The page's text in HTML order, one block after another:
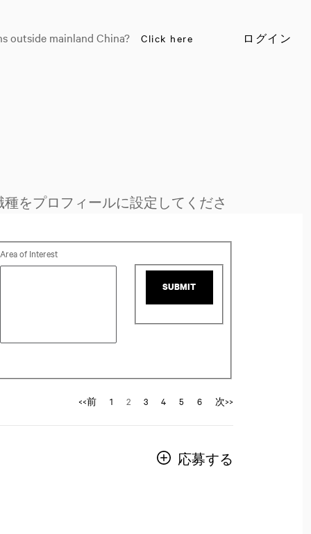
ログイン
outside mainland China? Click here
をプロフィールに設定してくださ
Area of Interest
SUBMIT
<<前 1 2 3 4 5 6 次>>
応募する